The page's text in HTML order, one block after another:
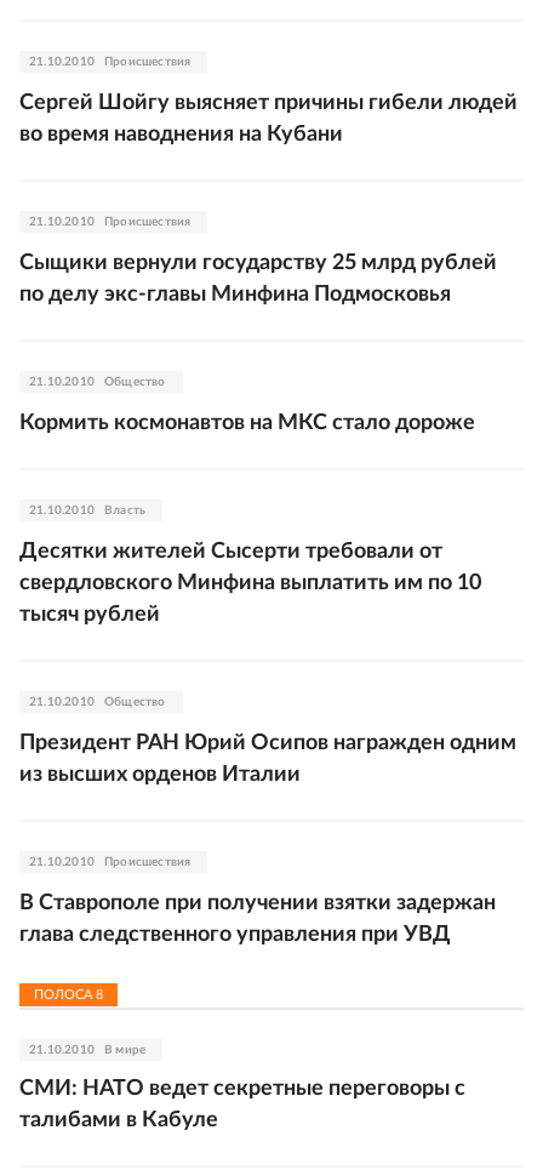
21.10.2010 Происшествия
Сергей Шойгу выясняет причины гибели людей
во время наводнения на Кубани
21.10.2010 Происшествия
Сыщики вернули государству 25 млрд рублей
по делу экс-главы Минфина Подмосковья
21.10.2010 Общество
Кормить космонавтов на МКС стало дороже
21.10.2010 Власть
Десятки жителей Сысерти требовали от
свердловского Минфина выплатить им по 10
тысяч рублей
21.10.2010 Общество
Президент РАН Юрий Осипов награжден одним
из высших орденов Италии
21.10.2010 Происшествия
В Ставрополе при получении взятки задержан
глава следственного управления при УВД
ПОЛОСА 8
21.10.2010 В мире
СМИ: НАТО ведет секретные переговоры с
талибами в Кабуле